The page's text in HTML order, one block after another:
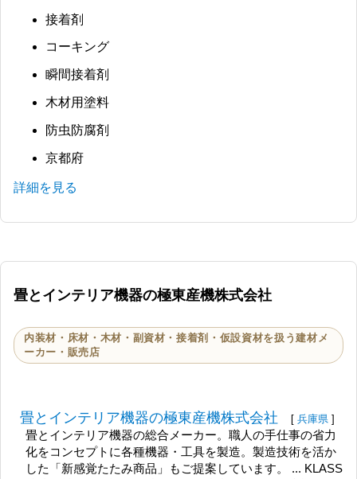
接着剤
コーキング
瞬間接着剤
木材用塗料
防虫防腐剤
京都府
詳細を見る
畳とインテリア機器の極東産機株式会社
内装材・床材・木材・副資材・接着剤・仮設資材を扱う建材メ
ーカー・販売店
畳とインテリア機器の極東産機株式会社 [ 兵庫県 ]
畳とインテリア機器の総合メーカー。職人の手仕事の省力
化をコンセプトに各種機器・工具を製造。製造技術を活か
した「新感覚たたみ商品」もご提案しています。 ... KLASS